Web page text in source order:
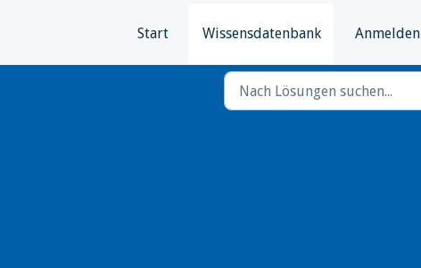
Start Wissensdatenbank Anmelden